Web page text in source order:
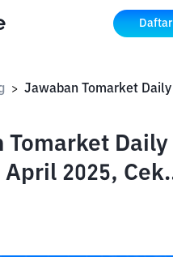
Daftar
>
Tomarket Daily
April 2025, Cek